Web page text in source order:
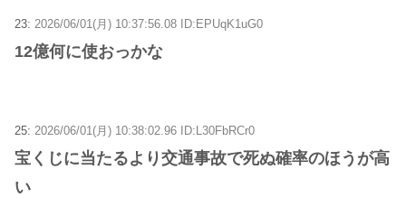
23: 2026/06/01(月) 10:37:56.08 ID:EPUqK1uG0
12億何に使おっかな
25: 2026/06/01(月) 10:38:02.96 ID:L30FbRCr0
宝くじに当たるより交通事故で死ぬ確率のほうが高
い